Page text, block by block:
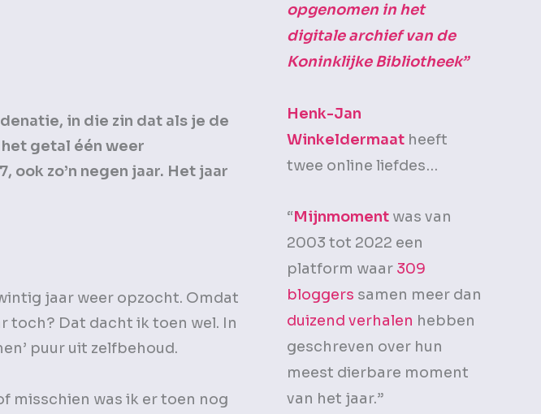
in die zin dat als je de
getal één weer
ook zo’n negen jaar. Het jaar
jaar weer opzocht. Omdat
toch? Dat dacht ik toen wel. In
puur uit zelfbehoud.
misschien was ik er toen nog
opgenomen in het
digitale archief van de
Koninklijke Bibliotheek”
Henk-Jan
Winkeldermaat heeft
twee online liefdes…
“Mijnmoment was van
2003 tot 2022 een
platform waar 309
bloggers samen meer dan
duizend verhalen hebben
geschreven over hun
meest dierbare moment
van het jaar.”